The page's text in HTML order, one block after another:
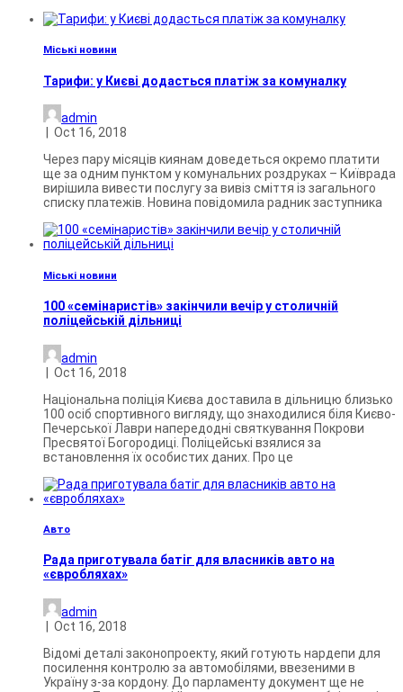
Міські новини
Тарифи: у Києві додасться платіж за комуналку
admin
Oct 16, 2018
Через пару місяців киянам доведеться окремо платити
ще за одним пунктом у комунальних роздруках – Київрада
вирішила вивести послугу за вивіз сміття із загального
списку платежів. Новина повідомила радник заступника
Міські новини
100 «семінаристів» закінчили вечір у столичній
поліцейській дільниці
admin
Oct 16, 2018
Національна поліція Києва доставила в дільницю близько
100 осіб спортивного вигляду, що знаходилися біля Києво-
Печерської Лаври напередодні святкування Покрови
Пресвятої Богородиці. Поліцейські взялися за
встановлення їх особистих даних. Про це
Авто
Рада приготувала батіг для власників авто на
«євробляхах»
admin
Oct 16, 2018
Відомі деталі законопроекту, який готують нардепи для
посилення контролю за автомобілями, ввезеними в
Україну з-за кордону. До парламенту документ ще не